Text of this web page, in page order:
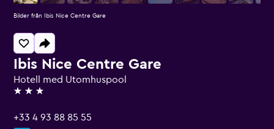
Ibis Nice Centre Gare
Hotell med Utomhuspool
3 stjärnor
+33 4 93 88 85 55
Bilder från Ibis Nice Centre Gare